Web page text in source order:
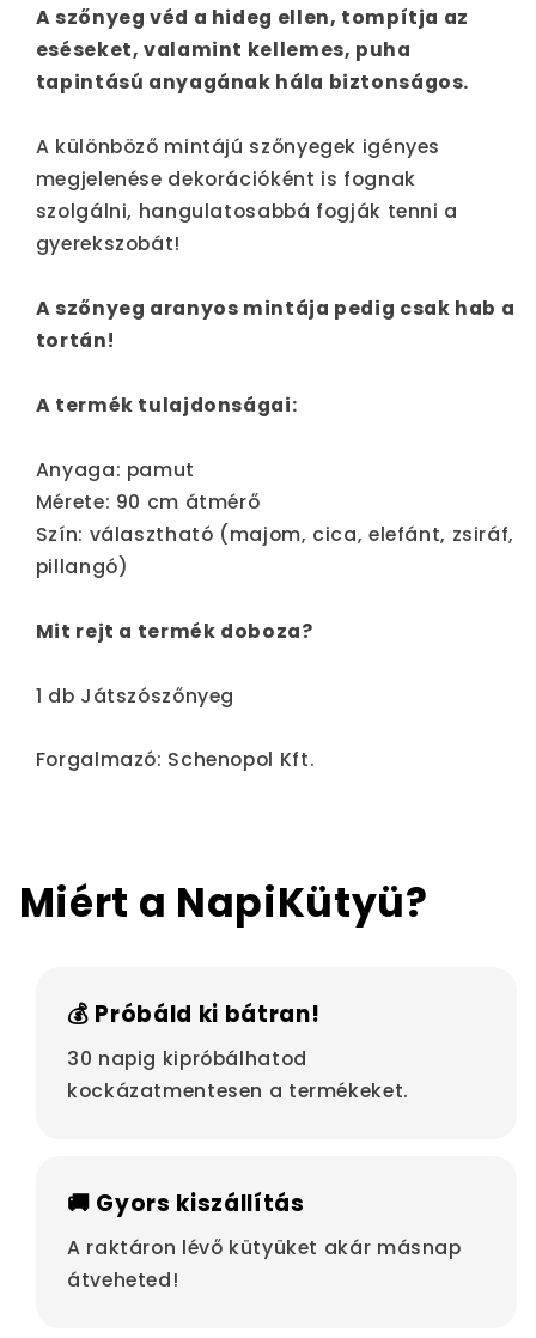
A szőnyeg véd a hideg ellen, tompítja az
eséseket, valamint kellemes, puha
tapintású anyagának hála biztonságos.
A különböző mintájú szőnyegek igényes
megjelenése dekorációként is fognak
szolgálni, hangulatosabbá fogják tenni a
gyerekszobát!
A szőnyeg aranyos mintája pedig csak hab a
tortán!
A termék tulajdonságai:
Anyaga: pamut
Mérete: 90 cm átmérő
Szín: választható (majom, cica, elefánt, zsiráf,
pillangó)
Mit rejt a termék doboza?
1 db Játszószőnyeg
Forgalmazó: Schenopol Kft.
Miért a NapiKütyü?
💰 Próbáld ki bátran!
30 napig kipróbálhatod
kockázatmentesen a termékeket.
🚚 Gyors kiszállítás
A raktáron lévő kütyüket akár másnap
átveheted!